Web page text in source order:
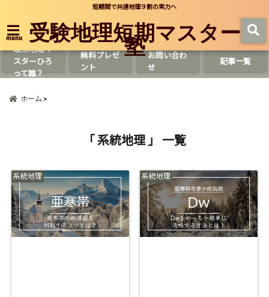
短期間で共通地理９割の実力へ
menu 受験地理短期マスター
塾
理系地理マ
スターひろ
って誰？
無料プレゼ
ント
お問い合わ
せ
記事一覧
ホーム
「 系統地理 」 一覧
系統地理 系統地理